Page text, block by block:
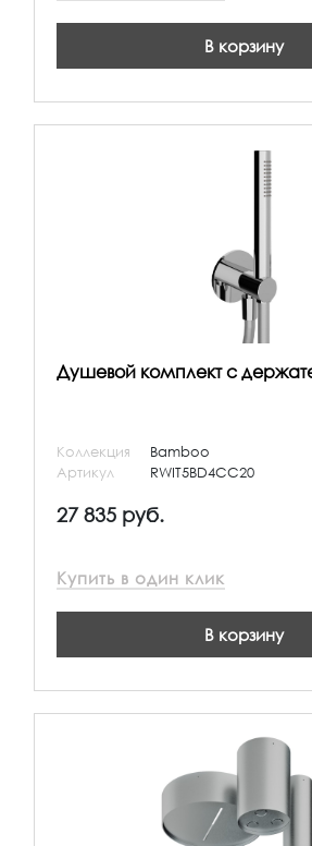
В корзину
Душевой комплект с
Коллекция
Bamboo
Артикул
RWIT5BD4CC20
27 835 руб.
Купить в один клик
В корзину